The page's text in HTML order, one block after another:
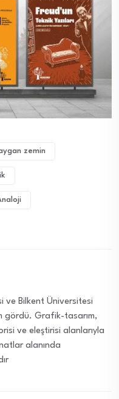
zemin
ve Bilkent Üniversitesi
gördü. Grafik-tasarım,
ve eleştirisi alanlarıyla
alanında